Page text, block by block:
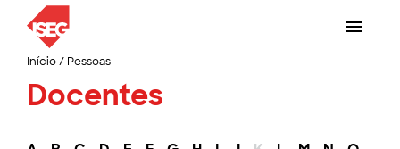
Início/ Pessoas
Docentes